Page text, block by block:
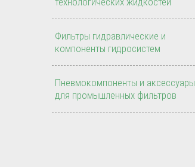
Фильтры гидравлические и
компоненты гидросистем
Пневмокомпоненты и аксессуары
для промышленных фильтров